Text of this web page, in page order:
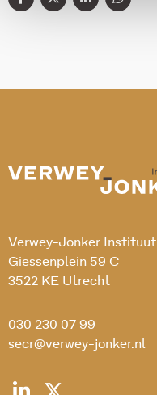
Verwey-Jonker Instituut
Giessenplein 59 C
3522 KE Utrecht
030 230 07 99
secr@verwey-jonker.nl